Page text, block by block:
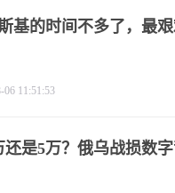
基的时间不多了，最
06 11:51:53
还是5万？俄乌战损数